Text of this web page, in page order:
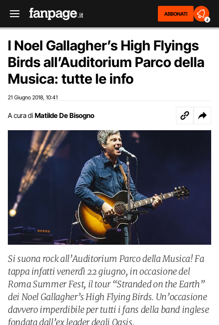
ABBONATI
2
I Noel Gallagher’s High Flyings
Birds all’Auditorium Parco della
Musica: tutte le info
21 Giugno 2018 10:41
A cura di Matilde De Bisogno
Si suona rock all’Auditorium Parco della Musica! Fa
tappa infatti venerdì 22 giugno, in occasione del
Roma Summer Fest, il tour “Stranded on the Earth”
dei Noel Gallagher’s High Flying Birds. Un’occasione
davvero imperdibile per tutti i fans della band inglese
fondata dall’ex leader degli Oasis.